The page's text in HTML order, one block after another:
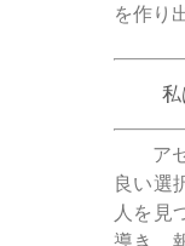
を作り
私
ア
良い選
人を見
導き、